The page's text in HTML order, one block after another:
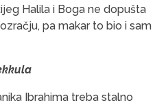
Halila i Boga ne dopušta
pa makar to bio i sam
Ibrahima treba stalno